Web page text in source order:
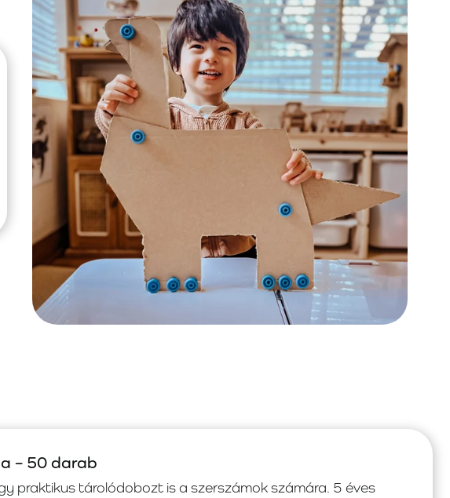
– 50 darab
praktikus tárolódobozt is a szerszámok számára. 5 éves